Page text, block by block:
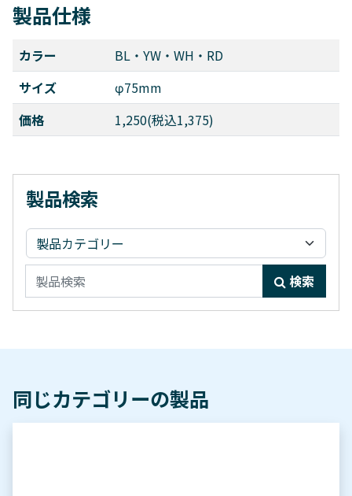
製品仕様
カラー
BL・YW・WH・RD
サイズ
φ75mm
価格
1,250(税込1,375)
製品検索
検索:
検索
同じカテゴリーの製品